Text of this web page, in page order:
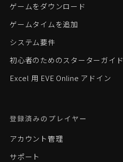
ゲームをダウンロード
ゲームタイムを追加
システム要件
初心者のためのスターターガイド
Excel 用 EVE Online アドイン
登録済みのプレイヤー
アカウント管理
サポート